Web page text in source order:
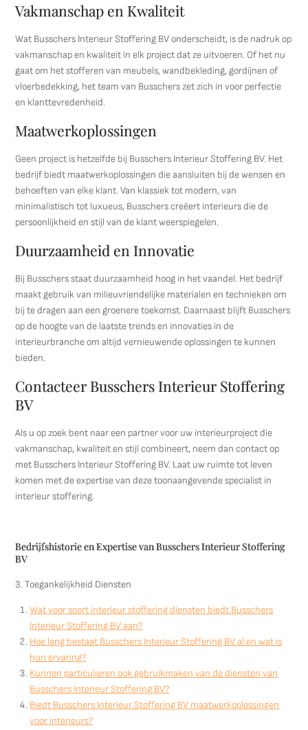
Vakmanschap en Kwaliteit
Wat Busschers Interieur Stoffering BV onderscheidt, is de nadruk op
vakmanschap en kwaliteit in elk project dat ze uitvoeren. Of het nu
gaat om het stofferen van meubels, wandbekleding, gordijnen of
vloerbedekking, het team van Busschers zet zich in voor perfectie
en klanttevredenheid.
Maatwerkoplossingen
Geen project is hetzelfde bij Busschers Interieur Stoffering BV. Het
bedrijf biedt maatwerkoplossingen die aansluiten bij de wensen en
behoeften van elke klant. Van klassiek tot modern, van
minimalistisch tot luxueus, Busschers creëert interieurs die de
persoonlijkheid en stijl van de klant weerspiegelen.
Duurzaamheid en Innovatie
Bij Busschers staat duurzaamheid hoog in het vaandel. Het bedrijf
maakt gebruik van milieuvriendelijke materialen en technieken om
bij te dragen aan een groenere toekomst. Daarnaast blijft Busschers
op de hoogte van de laatste trends en innovaties in de
interieurbranche om altijd vernieuwende oplossingen te kunnen
bieden.
Contacteer Busschers Interieur Stoffering
BV
Als u op zoek bent naar een partner voor uw interieurproject die
vakmanschap, kwaliteit en stijl combineert, neem dan contact op
met Busschers Interieur Stoffering BV. Laat uw ruimte tot leven
komen met de expertise van deze toonaangevende specialist in
interieur stoffering.
Bedrijfshistorie en Expertise van Busschers Interieur Stoffering
BV
3. Toegankelijkheid Diensten
Wat voor soort interieur stoffering diensten biedt Busschers
Interieur Stoffering BV aan?
Hoe lang bestaat Busschers Interieur Stoffering BV al en wat is
hun ervaring?
Kunnen particulieren ook gebruikmaken van de diensten van
Busschers Interieur Stoffering BV?
Biedt Busschers Interieur Stoffering BV maatwerkoplossingen
voor interieurs?